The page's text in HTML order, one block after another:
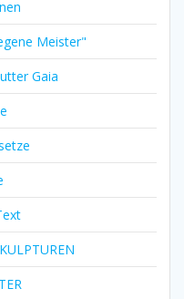
Meister"
Gaia